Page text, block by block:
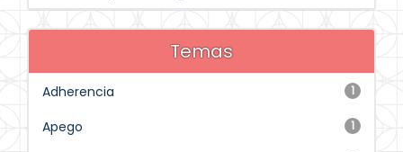
Temas
1
Adherencia
1
Apego